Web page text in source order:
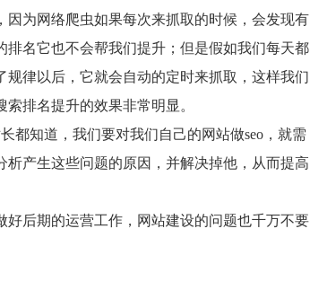
为网络爬虫如果每次来抓取的时候，会发现有
名它也不会帮我们提升；但是假如我们每天都
律以后，它就会自动的定时来抓取，这样我们
排名提升的效果非常明显。
都知道，我们要对我们自己的网站做seo，就需
产生这些问题的原因，并解决掉他，从而提高
后期的运营工作，网站建设的问题也千万不要